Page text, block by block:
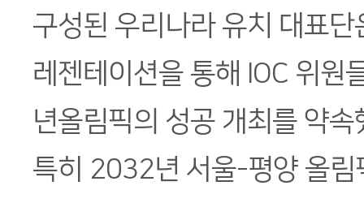
구성된 우리나라 유치 대표
레젠테이션을 통해 IOC 위원
년올림픽의 성공 개최를 약속
특히 2032년 서울-평양 올림